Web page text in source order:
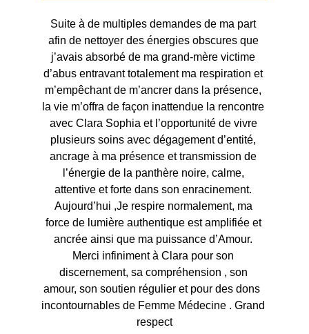
Suite à de multiples demandes de ma part
afin de nettoyer des énergies obscures que
j’avais absorbé de ma grand-mère victime
d’abus entravant totalement ma respiration et
m’empêchant de m’ancrer dans la présence,
la vie m’offra de façon inattendue la rencontre
avec Clara Sophia et l’opportunité de vivre
plusieurs soins avec dégagement d’entité,
ancrage à ma présence et transmission de
l’énergie de la panthère noire, calme,
attentive et forte dans son enracinement.
Aujourd’hui ,Je respire normalement, ma
force de lumière authentique est amplifiée et
ancrée ainsi que ma puissance d’Amour.
Merci infiniment à Clara pour son
discernement, sa compréhension , son
amour, son soutien régulier et pour des dons
incontournables de Femme Médecine . Grand
respect